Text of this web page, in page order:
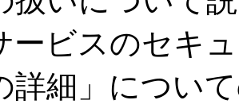
ービスのセキ
詳細」につい